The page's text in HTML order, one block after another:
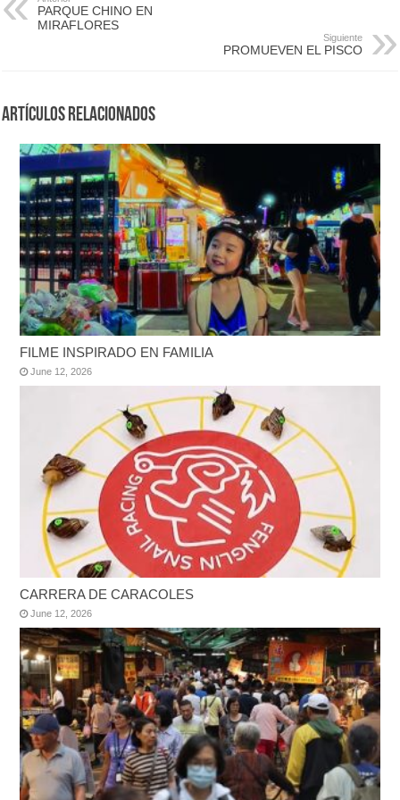
PARQUE CHINO EN
MIRAFLORES
Siguiente
PROMUEVEN EL PISCO
Artículos Relacionados
FILME INSPIRADO EN FAMILIA
June 12, 2026
CARRERA DE CARACOLES
June 12, 2026